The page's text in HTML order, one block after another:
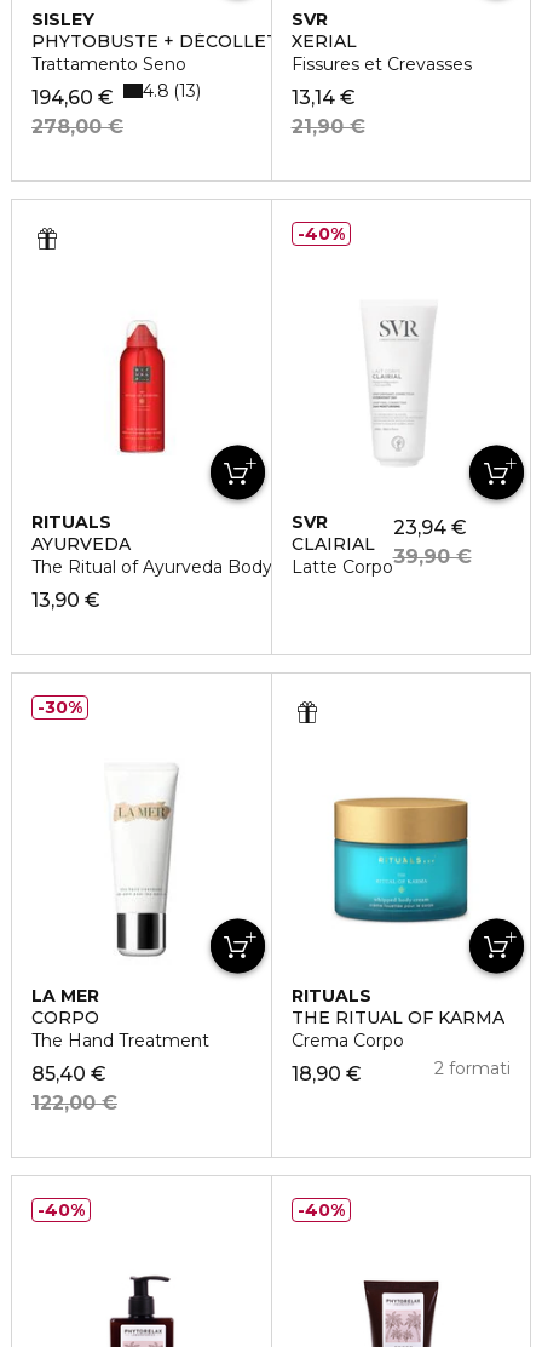
SISLEY
PHYTOBUSTE + DÉCOLLETÉ
Trattamento Seno
194,60 €
278,00 €
4.8 13
SVR
XERIAL
Fissures et Crevasses
13,14 €
21,90 €
RITUALS
AYURVEDA
The Ritual of Ayurveda Body Lotion Mousse
13,90 €
SVR
CLAIRIAL
Latte Corpo
23,94 €
39,90 €
40%
LA MER
CORPO
The Hand Treatment
85,40 €
122,00 €
30%
RITUALS
THE RITUAL OF KARMA
Crema Corpo
18,90 € 2 formati
40% 40%